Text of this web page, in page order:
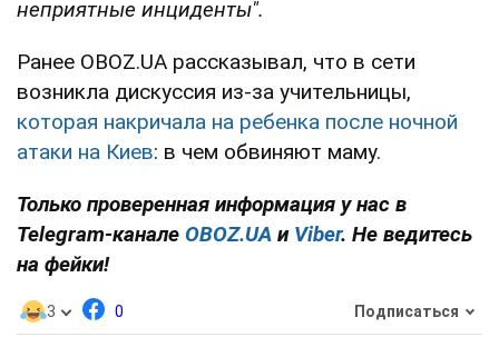
неприятные инциденты".
Ранее OBOZ.UA рассказывал, что в сети
возникла дискуссия из-за учительницы,
которая накричала на ребенка после ночной
атаки на Киев: в чем обвиняют маму.
Только проверенная информация у нас в
Telegram-канале OBOZ.UA и Viber. Не ведитесь
на фейки!
3 0 Подписаться